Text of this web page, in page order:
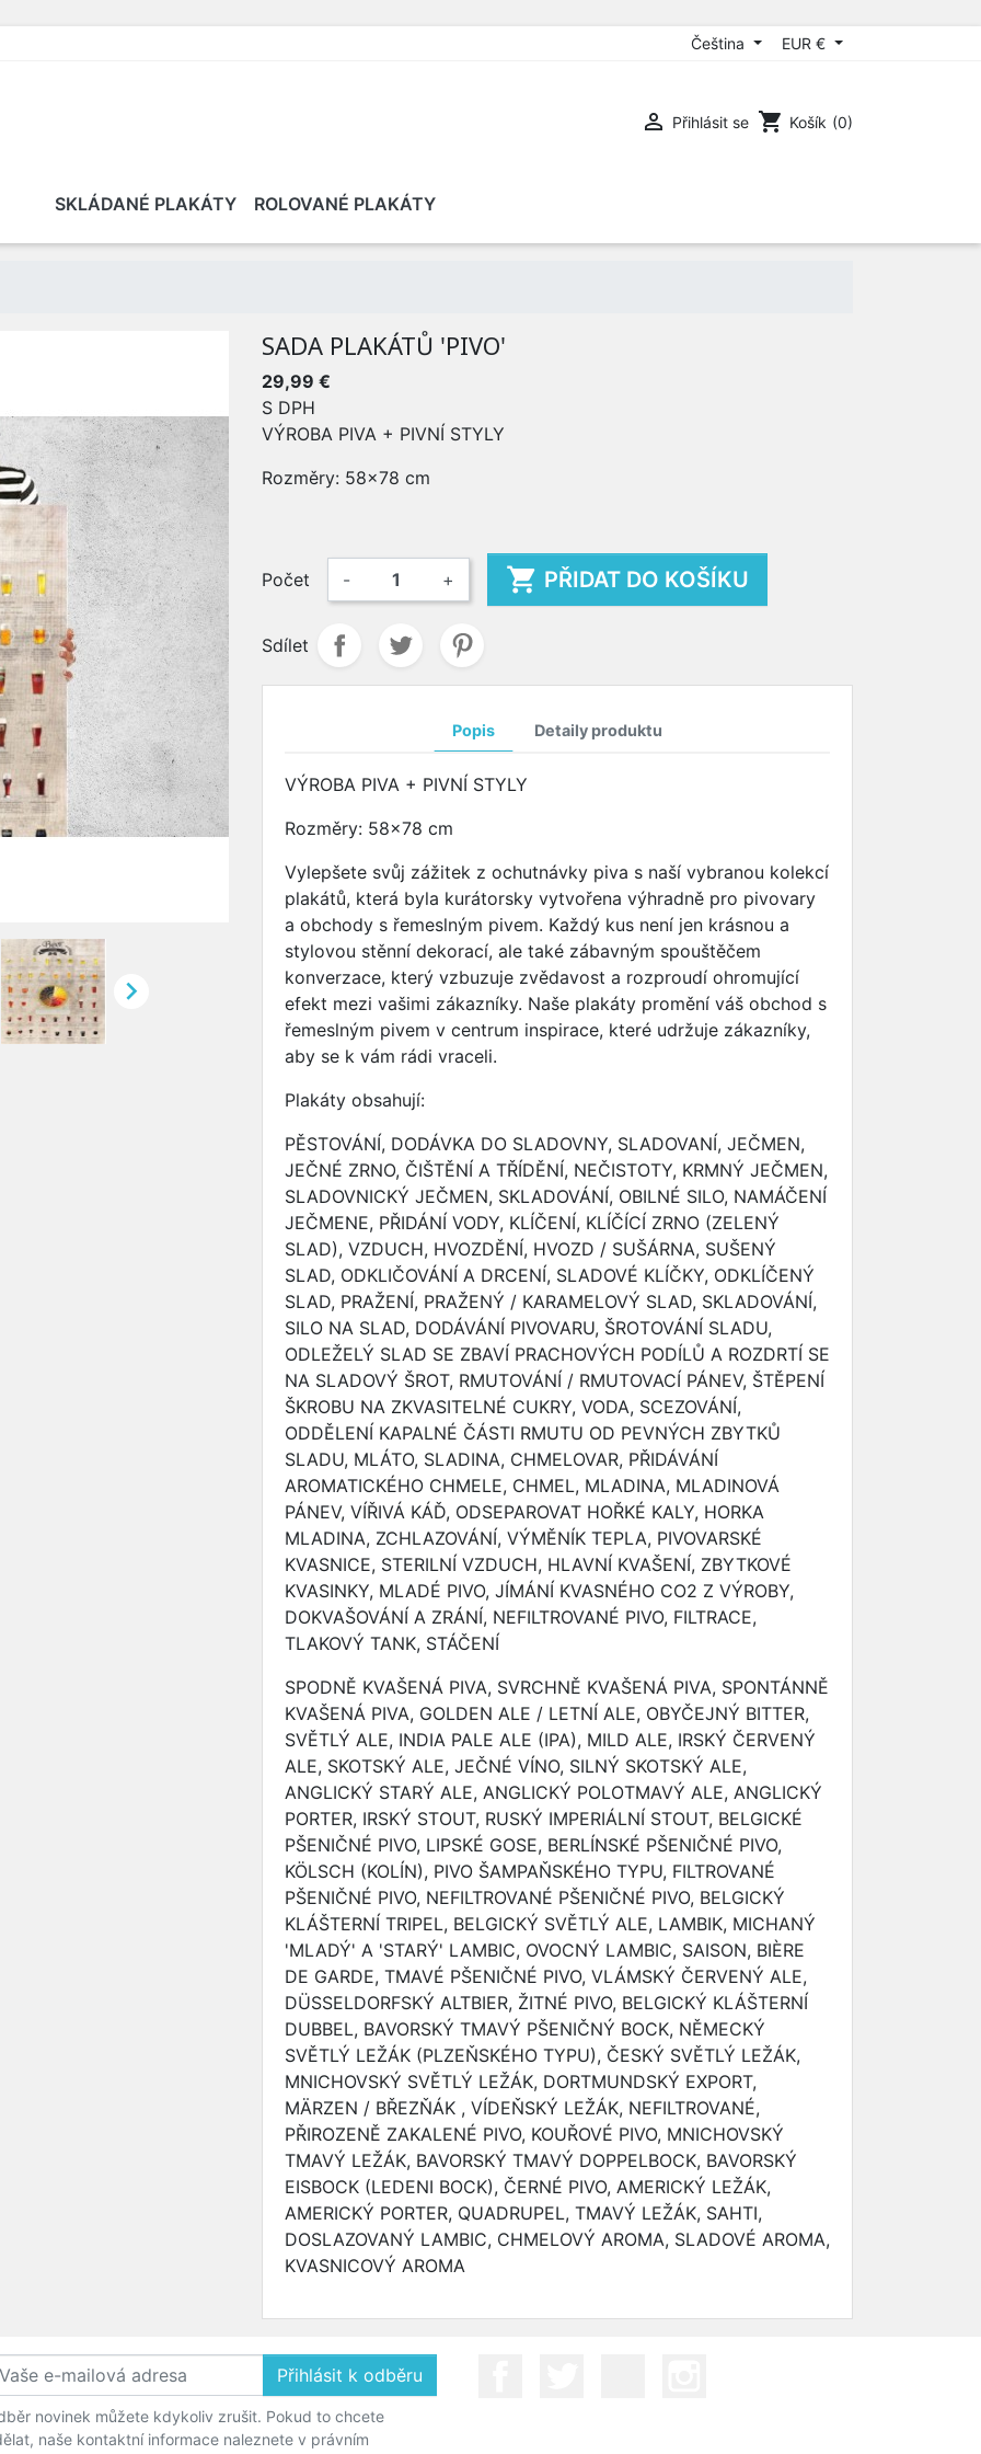
Čeština EUR €
 Přihlásit se shopping_cart Košík (0)
SKLÁDANÉ PLAKÁTY ROLOVANÉ PLAKÁTY

SADA PLAKÁTŮ 'PIVO'
29,99 €
S DPH
VÝROBA PIVA + PIVNÍ STYLY
Rozměry: 58x78 cm
Počet - +  PŘIDAT DO KOŠÍKU
Sdílet
Popis Detaily produktu
VÝROBA PIVA + PIVNÍ STYLY
Rozměry: 58x78 cm
Vylepšete svůj zážitek z ochutnávky piva s naší vybranou kolekcí
plakátů, která byla kurátorsky vytvořena výhradně pro pivovary
a obchody s řemeslným pivem. Každý kus není jen krásnou a
stylovou stěnní dekorací, ale také zábavným spouštěčem
konverzace, který vzbuzuje zvědavost a rozproudí ohromující
efekt mezi vašimi zákazníky. Naše plakáty promění váš obchod s
řemeslným pivem v centrum inspirace, které udržuje zákazníky,
aby se k vám rádi vraceli.
Plakáty obsahují:
PĚSTOVÁNÍ, DODÁVKA DO SLADOVNY, SLADOVANÍ, JEČMEN,
JEČNÉ ZRNO, ČIŠTĚNÍ A TŘÍDĚNÍ, NEČISTOTY, KRMNÝ JEČMEN,
SLADOVNICKÝ JEČMEN, SKLADOVÁNÍ, OBILNÉ SILO, NAMÁČENÍ
JEČMENE, PŘIDÁNÍ VODY, KLÍČENÍ, KLÍČÍCÍ ZRNO (ZELENÝ
SLAD), VZDUCH, HVOZDĚNÍ, HVOZD / SUŠÁRNA, SUŠENÝ
SLAD, ODKLIČOVÁNÍ A DRCENÍ, SLADOVÉ KLÍČKY, ODKLÍČENÝ
SLAD, PRAŽENÍ, PRAŽENÝ / KARAMELOVÝ SLAD, SKLADOVÁNÍ,
SILO NA SLAD, DODÁVÁNÍ PIVOVARU, ŠROTOVÁNÍ SLADU,
ODLEŽELÝ SLAD SE ZBAVÍ PRACHOVÝCH PODÍLŮ A ROZDRTÍ SE
NA SLADOVÝ ŠROT, RMUTOVÁNÍ / RMUTOVACÍ PÁNEV, ŠTĚPENÍ
ŠKROBU NA ZKVASITELNÉ CUKRY, VODA, SCEZOVÁNÍ,
ODDĚLENÍ KAPALNÉ ČÁSTI RMUTU OD PEVNÝCH ZBYTKŮ
SLADU, MLÁTO, SLADINA, CHMELOVAR, PŘIDÁVÁNÍ
AROMATICKÉHO CHMELE, CHMEL, MLADINA, MLADINOVÁ
PÁNEV, VÍŘIVÁ KÁĎ, ODSEPAROVAT HOŘKÉ KALY, HORKA
MLADINA, ZCHLAZOVÁNÍ, VÝMĚNÍK TEPLA, PIVOVARSKÉ
KVASNICE, STERILNÍ VZDUCH, HLAVNÍ KVAŠENÍ, ZBYTKOVÉ
KVASINKY, MLADÉ PIVO, JÍMÁNÍ KVASNÉHO CO2 Z VÝROBY,
DOKVAŠOVÁNÍ A ZRÁNÍ, NEFILTROVANÉ PIVO, FILTRACE,
TLAKOVÝ TANK, STÁČENÍ
SPODNĚ KVAŠENÁ PIVA, SVRCHNĚ KVAŠENÁ PIVA, SPONTÁNNĚ
KVAŠENÁ PIVA, GOLDEN ALE / LETNÍ ALE, OBYČEJNÝ BITTER,
SVĚTLÝ ALE, INDIA PALE ALE (IPA), MILD ALE, IRSKÝ ČERVENÝ
ALE, SKOTSKÝ ALE, JEČNÉ VÍNO, SILNÝ SKOTSKÝ ALE,
ANGLICKÝ STARÝ ALE, ANGLICKÝ POLOTMAVÝ ALE, ANGLICKÝ
PORTER, IRSKÝ STOUT, RUSKÝ IMPERIÁLNÍ STOUT, BELGICKÉ
PŠENIČNÉ PIVO, LIPSKÉ GOSE, BERLÍNSKÉ PŠENIČNÉ PIVO,
KÖLSCH (KOLÍN), PIVO ŠAMPAŇSKÉHO TYPU, FILTROVANÉ
PŠENIČNÉ PIVO, NEFILTROVANÉ PŠENIČNÉ PIVO, BELGICKÝ
KLÁŠTERNÍ TRIPEL, BELGICKÝ SVĚTLÝ ALE, LAMBIK, MICHANÝ
'MLADÝ' A 'STARÝ' LAMBIC, OVOCNÝ LAMBIC, SAISON, BIÈRE
DE GARDE, TMAVÉ PŠENIČNÉ PIVO, VLÁMSKÝ ČERVENÝ ALE,
DÜSSELDORFSKÝ ALTBIER, ŽITNÉ PIVO, BELGICKÝ KLÁŠTERNÍ
DUBBEL, BAVORSKÝ TMAVÝ PŠENIČNÝ BOCK, NĚMECKÝ
SVĚTLÝ LEŽÁK (PLZEŇSKÉHO TYPU), ČESKÝ SVĚTLÝ LEŽÁK,
MNICHOVSKÝ SVĚTLÝ LEŽÁK, DORTMUNDSKÝ EXPORT,
MÄRZEN / BŘEZŇÁK , VÍDEŇSKÝ LEŽÁK, NEFILTROVANÉ,
PŘIROZENĚ ZAKALENÉ PIVO, KOUŘOVÉ PIVO, MNICHOVSKÝ
TMAVÝ LEŽÁK, BAVORSKÝ TMAVÝ DOPPELBOCK, BAVORSKÝ
EISBOCK (LEDENI BOCK), ČERNÉ PIVO, AMERICKÝ LEŽÁK,
AMERICKÝ PORTER, QUADRUPEL, TMAVÝ LEŽÁK, SAHTI,
DOSLAZOVANÝ LAMBIC, CHMELOVÝ AROMA, SLADOVÉ AROMA,
KVASNICOVÝ AROMA
Přihlásit k odběru
novinek můžete kdykoliv zrušit. Pokud to chcete
naše kontaktní informace naleznete v právním